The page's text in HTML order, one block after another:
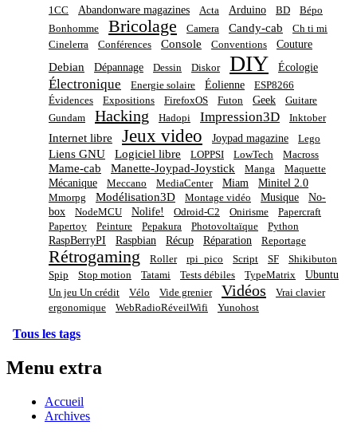
1CC Abandonware magazines Acta Arduino BD
Bépo
Bonhomme
Bricolage Camera Candy-cab
Ch ti mi
Cinelerra
Conférences Console Conventions Couture
Debian Dépannage Dessin Diskor DIY Écologie
Électronique Energie solaire Éolienne
ESP8266
Évidences
Expositions FirefoxOS Futon Geek
Guitare
Gundam
Hacking Hadopi Impression3D Inktober
Internet libre Jeux video Joypad magazine Lego
Liens GNU Logiciel libre LOPPSI LowTech Macross
Mame-cab Manette-Joypad-Joystick Manga Maquette
Mécanique Meccano MediaCenter Miam Minitel 2.0
Mmorpg Modélisation3D Montage vidéo Musique
No-
box
NodeMCU Nolife! Odroid-C2 Onirisme
Papercraft
Papertoy
Peinture Pepakura Photovoltaïque Python
RaspBerryPI Raspbian Récup Réparation Reportage
Rétrogaming Roller rpi_pico Script SF
Shikibuton
Spip
Stop motion Tatami Tests débiles TypeMatrix Ubuntu
Un jeu Un crédit Vélo Vide grenier Vidéos
Vrai clavier
ergonomique
WebRadioRéveilWifi Yunohost
Tous les tags
Menu extra
Accueil
Archives